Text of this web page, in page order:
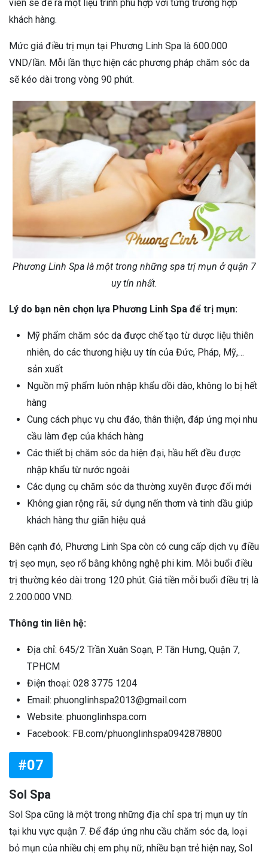
viên sẽ đề ra một liệu trình phù hợp với từng trường hợp
khách hàng.
Mức giá điều trị mụn tại Phương Linh Spa là 600.000
VND/lần. Mỗi lần thực hiện các phương pháp chăm sóc da
sẽ kéo dài trong vòng 90 phút.
Phương Linh Spa là một trong những spa trị mụn ở quận 7
uy tín nhất.
Lý do bạn nên chọn lựa Phương Linh Spa để trị mụn:
Mỹ phẩm chăm sóc da được chế tạo từ dược liệu thiên
nhiên, do các thương hiệu uy tín của Đức, Pháp, Mỹ,…
sản xuất
Nguồn mỹ phẩm luôn nhập khẩu dồi dào, không lo bị hết
hàng
Cung cách phục vụ chu đáo, thân thiện, đáp ứng mọi nhu
cầu làm đẹp của khách hàng
Các thiết bị chăm sóc da hiện đại, hầu hết đều được
nhập khẩu từ nước ngoài
Các dụng cụ chăm sóc da thường xuyên được đổi mới
Không gian rộng rãi, sử dụng nến thơm và tinh dầu giúp
khách hàng thư giãn hiệu quả
Bên cạnh đó, Phương Linh Spa còn có cung cấp dịch vụ điều
trị sẹo mụn, sẹo rổ bằng không nghệ phi kim. Mỗi buổi điều
trị thường kéo dài trong 120 phút. Giá tiền mỗi buổi điều trị là
2.200.000 VND.
Thông tin liên hệ:
Địa chỉ: 645/2 Trần Xuân Soạn, P. Tân Hưng, Quận 7,
TPHCM
Điện thoại: 028 3775 1204
Email: phuonglinhspa2013@gmail.com
Website: phuonglinhspa.com
Facebook: FB.com/phuonglinhspa0942878800
#07
Sol Spa
Sol Spa cũng là một trong những địa chỉ spa trị mụn uy tín
tại khu vực quận 7. Để đáp ứng nhu cầu chăm sóc da, loại
bỏ mụn của nhiều chị em phụ nữ, nhiều bạn trẻ hiện nay, Sol